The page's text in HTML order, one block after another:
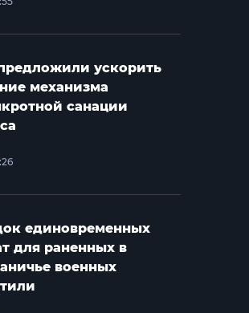
ускорить
механизма
санации
единовременных
для раненных в
военных